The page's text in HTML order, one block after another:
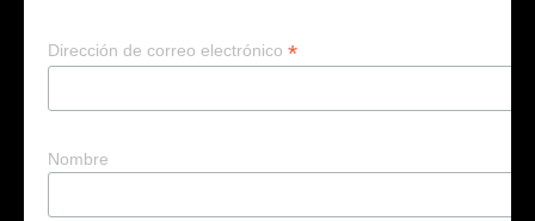
Dirección de correo electrónico *
Nombre
¿Quieres que te ayude a crear un